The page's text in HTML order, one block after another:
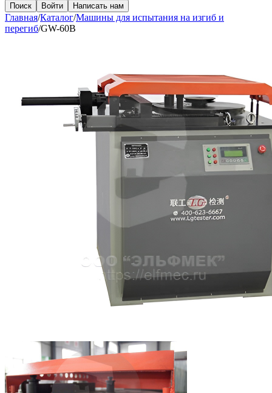
Поиск Войти Написать нам
Главная/Каталог/Машины для испытания на изгиб и
перегиб/GW-60B